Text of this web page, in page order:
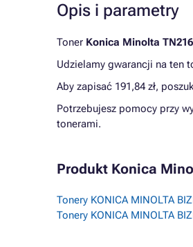
Opis i parametry
Toner Konica Minolta
Udzielamy gwarancji na ten
Aby zapisać 191,84 zł,
Potrzebujesz pomocy przy
tonerami.
Produkt Konica
Tonery KONICA MINOLTA
Tonery KONICA MINOLTA